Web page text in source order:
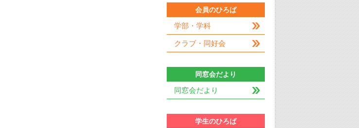
会員のひろば
学部・学科
クラブ・同好会
同窓会だより
同窓会だより
学生のひろば